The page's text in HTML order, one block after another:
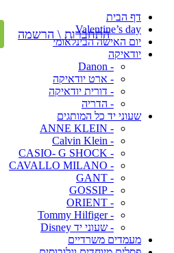
דף הבית
Valentine’s day
יום האישה הבינלאומי
יודאיקה
- Danon
- ארט יודאיקה
- דורית יודאיקה
- הדריה
שעוני יד כל המותגים
- ANNE KLEIN
- Calvin Klein
- CASIO- G SHOCK
- CAVALLO MILANO
- GANT
- GOSSIP
- ORIENT
- Tommy Hilfiger
- שעוני יד Disney
מעמדים משרדיים
התחברות \ הרשמה